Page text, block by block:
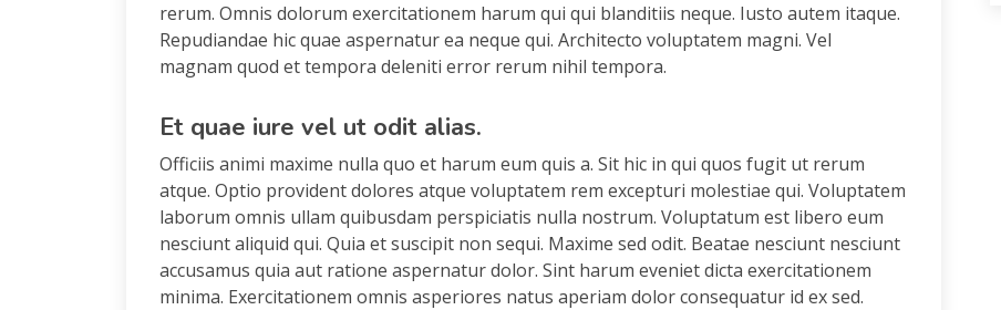
rerum. Omnis dolorum exercitationem harum qui qui blanditiis neque. Iusto autem itaque.
Repudiandae hic quae aspernatur ea neque qui. Architecto voluptatem magni. Vel
magnam quod et tempora deleniti error rerum nihil tempora.
Et quae iure vel ut odit alias.
Officiis animi maxime nulla quo et harum eum quis a. Sit hic in qui quos fugit ut rerum
atque. Optio provident dolores atque voluptatem rem excepturi molestiae qui. Voluptatem
laborum omnis ullam quibusdam perspiciatis nulla nostrum. Voluptatum est libero eum
nesciunt aliquid qui. Quia et suscipit non sequi. Maxime sed odit. Beatae nesciunt nesciunt
accusamus quia aut ratione aspernatur dolor. Sint harum eveniet dicta exercitationem
minima. Exercitationem omnis asperiores natus aperiam dolor consequatur id ex sed.